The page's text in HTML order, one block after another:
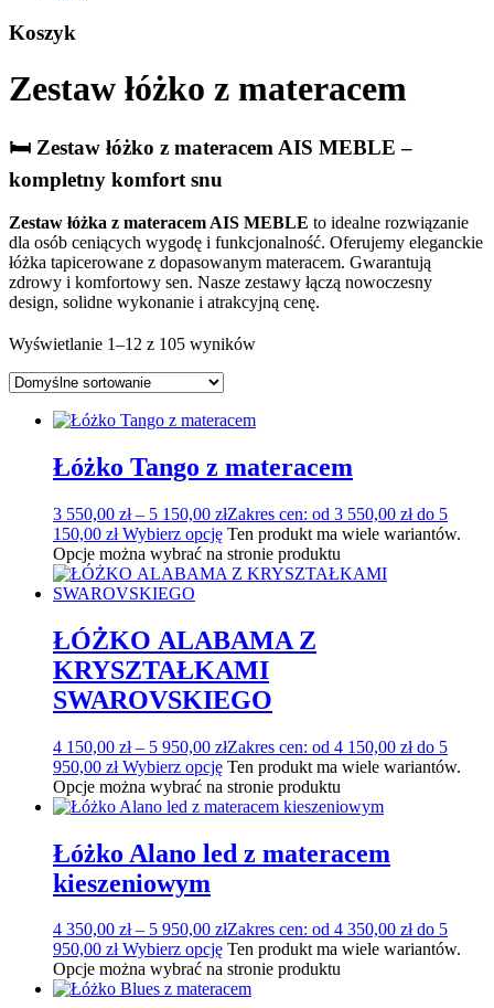
Koszyk
Zestaw łóżko z materacem
🛏️ Zestaw łóżko z materacem AIS MEBLE –
kompletny komfort snu
Zestaw łóżka z materacem AIS MEBLE to idealne rozwiązanie
dla osób ceniących wygodę i funkcjonalność. Oferujemy eleganckie
łóżka tapicerowane z dopasowanym materacem. Gwarantują
zdrowy i komfortowy sen. Nasze zestawy łączą nowoczesny
design, solidne wykonanie i atrakcyjną cenę.
Wyświetlanie 1–12 z 105 wyników
Łóżko Tango z materacem
3 550,00 zł – 5 150,00 złZakres cen: od 3 550,00 zł do 5
150,00 zł Wybierz opcję Ten produkt ma wiele wariantów.
Opcje można wybrać na stronie produktu
ŁÓŻKO ALABAMA Z
KRYSZTAŁKAMI
SWAROVSKIEGO
4 150,00 zł – 5 950,00 złZakres cen: od 4 150,00 zł do 5
950,00 zł Wybierz opcję Ten produkt ma wiele wariantów.
Opcje można wybrać na stronie produktu
Łóżko Alano led z materacem
kieszeniowym
4 350,00 zł – 5 950,00 złZakres cen: od 4 350,00 zł do 5
950,00 zł Wybierz opcję Ten produkt ma wiele wariantów.
Opcje można wybrać na stronie produktu